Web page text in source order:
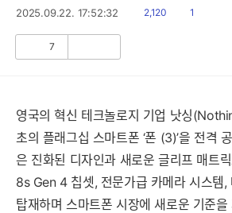
토
2025.09.22. 17:52:32
읽
2,120
댓1
7
영국의 혁신 테크놀로지 기업 낫싱
초의 플래그십 스마트폰 ‘폰 (3)’을 전격
은 진화된 디자인과 새로운 글리프 매트
8s Gen 4 칩셋, 전문가급 카메라 시스템,
탑재하며 스마트폰 시장에 새로운 기준을